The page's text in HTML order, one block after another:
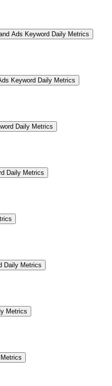
Ads Keyword Daily Metrics
Keyword Daily Metrics
Daily Metrics
Daily Metrics
Daily Metrics
Metrics